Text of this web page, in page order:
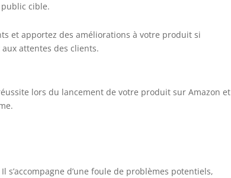
cible.
et apportez des améliorations à votre produit si
attentes des clients.
lors du lancement de votre produit sur Amazon et
d’une foule de problèmes potentiels,